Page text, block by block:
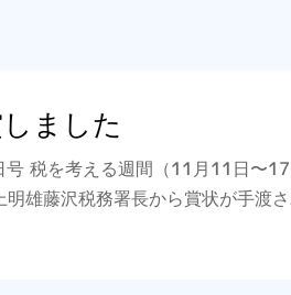
ました
税を考える週間（11月11日〜
雄藤沢税務署長から賞状が手渡